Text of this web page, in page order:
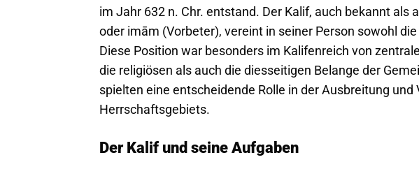
im Jahr 632 n. Chr. entstand. Der Kalif, auch bekannt als
oder imām (Vorbeter), vereint in seiner Person sowohl
Diese Position war besonders im Kalifenreich von
die religiösen als auch die diesseitigen Belange der
spielten eine entscheidende Rolle in der Ausbreitung
Herrschaftsgebiets.
Der Kalif und seine Aufgaben